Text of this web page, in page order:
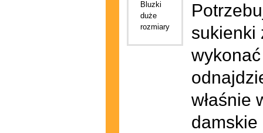
sukienki
właśnie
damskie